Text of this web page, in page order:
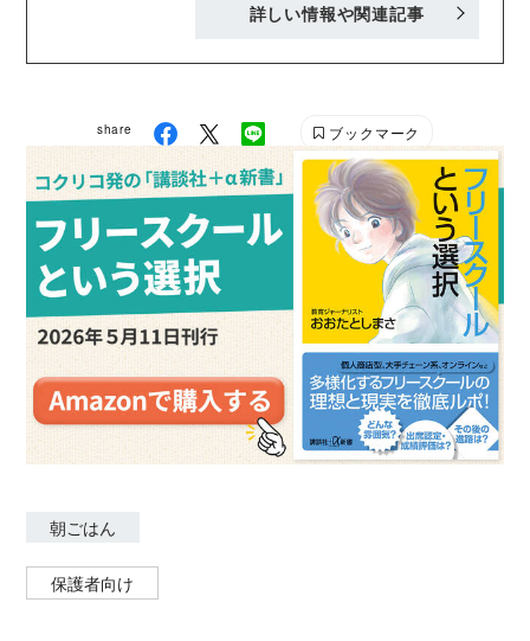
就職し、コーディネーター として主に日本のテレビ番
を対象に算数の学習コミックを制作。
詳しい情報や関連記事
share ブックマーク
朝ごはん
保護者向け